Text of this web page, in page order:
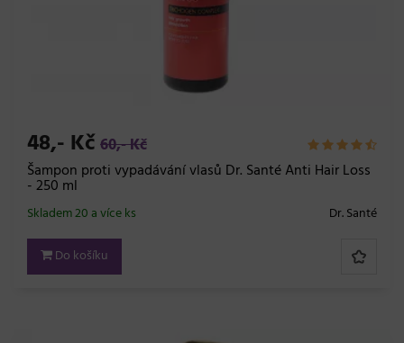
48,- Kč 60,- Kč
Šampon proti vypadávání vlasů Dr. Santé Anti Hair Loss
- 250 ml
Dr. Santé
Skladem 20 a více ks
Do košíku